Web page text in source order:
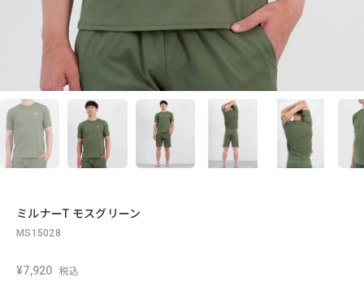
ミルナーT モスグリーン
MS15028
¥7,920 税込